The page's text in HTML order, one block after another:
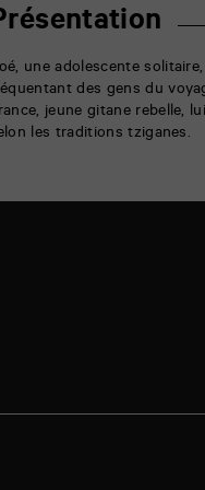
une adolescente
des gens du
jeune gitane rebelle,
les traditions tziganes.